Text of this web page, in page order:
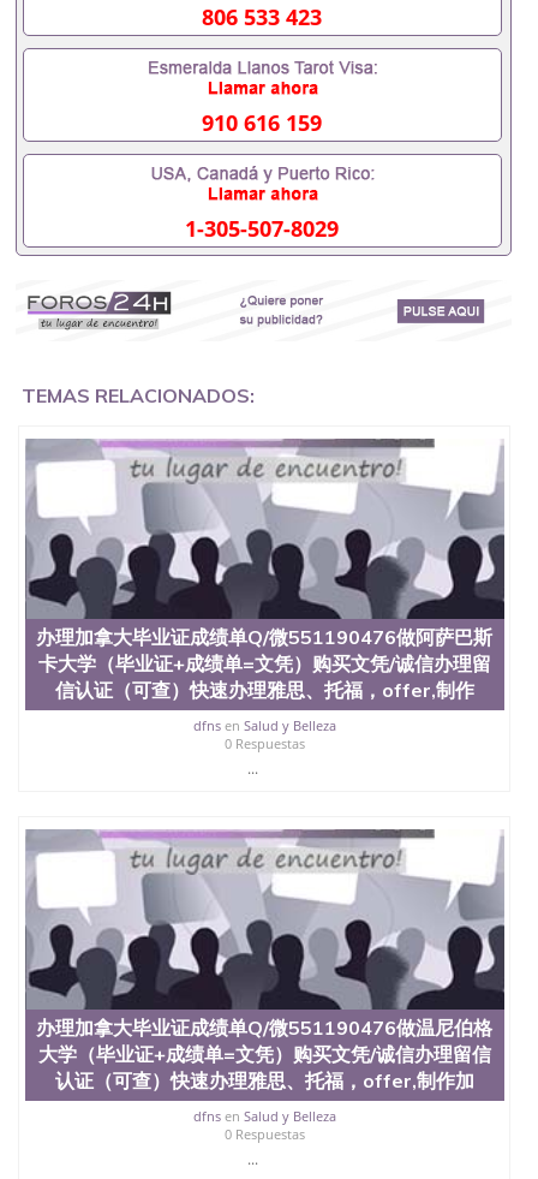
排。 国内找工作假的毕业证可以用吗551190476假的
毕业证成绩单可以办学历认证吗551190476要定居国
外需要办理什么材料551190476入职事业单位/国企假
的毕业证会查吗551190476入职国企/事业单位需要些
什么材料551190476办理假毕业证在国内能用吗, 挂科
拿不到毕业证怎么办, 毕业证丢了怎么办, 没有正常毕
业怎么办理毕业证,没毕业可以办学历认证吗,您是否
因为中途辍学、挂科而没有正常毕业551190476您是
否因为递交材料不齐而被拒之门外551190476您是否
因没正常毕业而导致回国得不到教育部认证在校挂科
了不想读了,成绩不理想毕不了业怎么办551190476找
551190476如何办理本科/硕士毕业证551190476网上
买文凭可靠吗551190476哪里可以买国外文凭
证551190476哪里可以制作美国毕业证551190476哪
买假毕业证551190476哪里可以办理加拿大毕业证
551190476申请学校办理假的毕业证成绩单可以吗
551190476哪里可以办理水印成绩单551190476哪里
可以修改成绩单GPA分数551190476假毕业证能查出
来吗551190476假文凭网上能查到吗551190476 如何
拿到国外毕业证QQ微信551190476办假大学毕业证
QQ微信551190476国外毕业证去哪认证QQ微信
551190476找毕业证封皮QQ微信551190476国外毕业
证外壳定制QQ微信551190476快速代办国外毕业证
QQ微信551190476快速拿到国外文凭QQ微信
551190476国外留学文凭认证QQ微信551190476国外
文凭回国认证QQ微信551190476泰国文凭办理QQ微
信551190476法国留学回国证明QQ微信551190476 国
外烫金照片QQ微信551190476外国文凭在中国有用吗
QQ微信551190476德国留学回国证明QQ微信
551190476爱尔兰留学回国证明QQ微信551190476国
吗QQ微信551190476买国外文凭质量QQ微信
551190476国外本科毕业证怎么办理QQ微信
551190476国外大学文凭真制作QQ微信551190476办
国外文凭可找工作QQ微信551190476国外大学有毕业
证QQ微信551190476办理国外毕业证价格QQ微信
551190476国外编号查询QQ微信551190476办理国外
文凭要交定金吗QQ微信551190476办国外可查文凭
QQ微信551190476网上购买真文凭可信吗QQ微信
551190476学士学位证书查询机构QQ微信551190476
国外资格证书办理QQ微信551190476如何办理学历认
证QQ微信551190476海外文凭认证办理QQ微信
551190476 圣何塞州立大学（San Jose State
University, 又译为“圣荷西州立大学”）成立于1857
年，简称SJSU，是加州历史悠久的大学之一，也是美
西地区的公立大学之一。位于圣何塞市San Jose中
心，占地154公顷。它是一所位于加利福尼亚州的著
806 533 423
910 616 159
1-305-507-8029
TEMAS RELACIONADOS:
办理加拿大毕业证成绩单Q/微551190476做阿萨巴斯
卡大学（毕业证+成绩单=文凭）购买文凭/诚信办理留
信认证（可查）快速办理雅思、托福，offer,制作
dfnsen Salud y Belleza
0 Respuestas
...
办理加拿大毕业证成绩单Q/微551190476做温尼伯格
大学（毕业证+成绩单=文凭）购买文凭/诚信办理留信
认证（可查）快速办理雅思、托福，offer,制作加
dfnsen Salud y Belleza
0 Respuestas
...